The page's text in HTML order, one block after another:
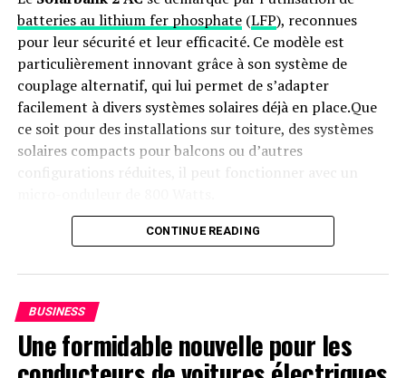
batteries au lithium fer phosphate(LFP), reconnues
pour leur sécurité et leur efficacité. Ce modèle est
particulièrement innovant grâce à son système de
couplage alternatif, qui lui permet de s’adapter
facilement à divers systèmes solaires déjà en place.Que
ce soit pour des installations sur toiture, des systèmes
solaires compacts pour balcons ou d’autres
configurations réduites, il peut fonctionner avec un
Capacité et flexibilité Énergétique
Avec une capacité maximale d’injection dans le réseau
domestique atteignant 1200 watts,le Solarbank 2 AC
peut être associé à deux régulateurs solaires MPPT. Cela
ouvre la possibilité d’ajouter jusqu’à 1200 watts
supplémentaires via des panneaux solaires additionnels,
CONTINUE READING
BUSINESS
Une formidable nouvelle pour les